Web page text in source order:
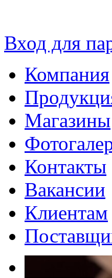
Вход для
Компания
Магазины
Контакты
Вакансии
Клиентам